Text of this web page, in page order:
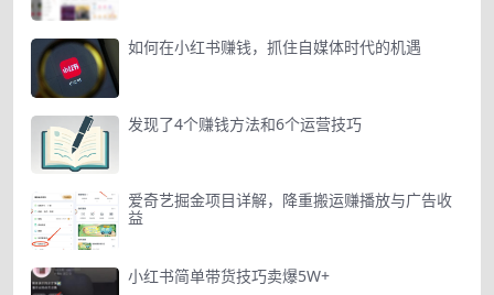
如何在小红书赚钱，抓住自媒体时代的机遇
发现了4个赚钱方法和6个运营技巧
爱奇艺掘金项目详解，降重搬运赚播放与广告收
益
小红书简单带货技巧卖爆5W+